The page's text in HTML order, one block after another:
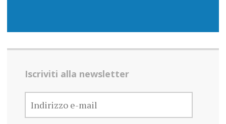
Iscriviti alla newsletter
INDIRIZZO
E-
MAIL